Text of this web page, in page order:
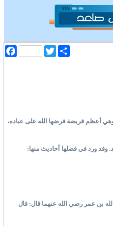
a
T
w
ن
وهي أعظم فريضة فرضها الله على عباده،
ورد في فضلها أحاديث منها:
بن عمر رضي الله عنهما قال: قال